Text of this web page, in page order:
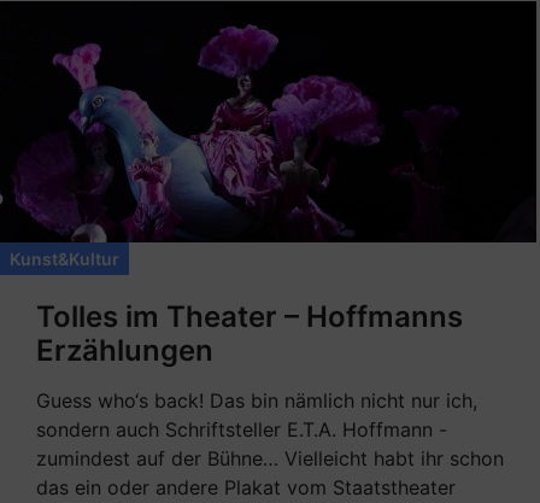
Kunst&Kultur
Tolles im Theater – Hoffmanns
Erzählungen
Guess who‘s back! Das bin nämlich nicht nur ich,
sondern auch Schriftsteller E.T.A. Hoffmann -
zumindest auf der Bühne… Vielleicht habt ihr schon
das ein oder andere Plakat vom Staatstheater